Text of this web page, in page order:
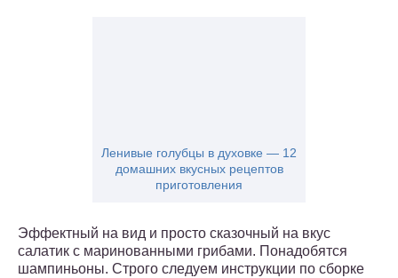
Ленивые голубцы в духовке — 12
домашних вкусных рецептов
приготовления
Эффектный на вид и просто сказочный на вкус
салатик с маринованными грибами. Понадобятся
шампиньоны. Строго следуем инструкции по сборке